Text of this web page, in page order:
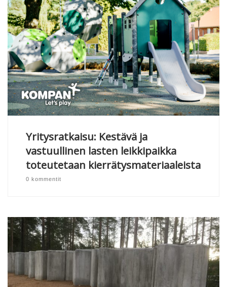
Yritysratkaisu: Kestävä ja
vastuullinen lasten leikkipaikka
toteutetaan kierrätysmateriaaleista
0 kommentit